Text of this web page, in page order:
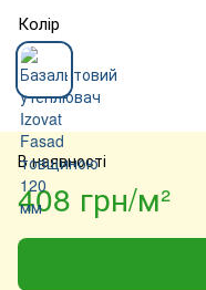
Колір
В наявності
408 грн/м²